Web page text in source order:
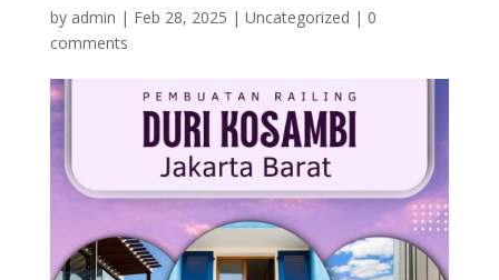
by admin | Feb 28, 2025 | Uncategorized | 0
comments